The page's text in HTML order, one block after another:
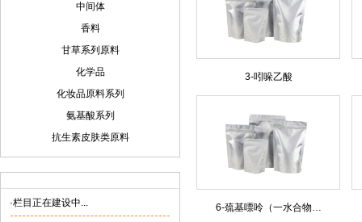
中间体
香料
甘草系列原料
化学品
化妆品原料系列
氨基酸系列
抗生素皮肤类原料
·栏目正在建设中...
3-吲哚乙酸
6-巯基嘌呤（一水合物…